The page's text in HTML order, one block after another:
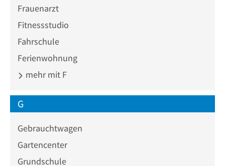
Frauenarzt
Fitnessstudio
Fahrschule
Ferienwohnung
mehr mit F
G
Gebrauchtwagen
Gartencenter
Grundschule